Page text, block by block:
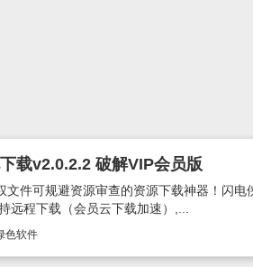
载v2.0.2.2 破解VIP会员版
件可规避资源审查的资源下载神器！闪电
远程下载（会员云下载加速）,...
色软件